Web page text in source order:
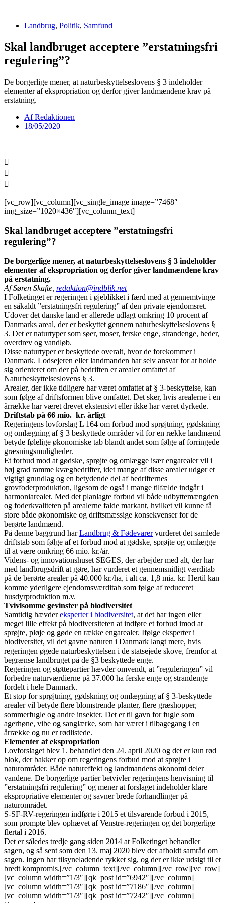
indholdLandbrug, Politik, Samfund
Skal landbruget acceptere ”erstatningsfri
regulering”?
De borgerlige mener, at naturbeskyttelseslovens § 3 indeholder
elementer af ekspropriation og derfor giver landmændene krav på
erstatning.
AfRedaktionen
18/05/2020
[vc_row][vc_column][vc_single_image image=”7468″
img_size=”1020×436″][vc_column_text]
Skal landbruget acceptere ”erstatningsfri
regulering”?
De borgerlige mener, at naturbeskyttelseslovens § 3 indeholder
elementer af ekspropriation og derfor giver landmændene krav
på erstatning.
Af Søren Skafte, redaktion@indblik.net
I Folketinget er regeringen i øjeblikket i færd med at gennemtvinge
en såkaldt ”erstatningsfri regulering” af den private ejendomsret.
Udover det danske land er allerede udlagt omkring 10 procent af
Danmarks areal, der er beskyttet gennem naturbeskyttelseslovens §
3. Det er naturtyper som søer, moser, ferske enge, strandenge, heder,
overdrev og vandløb.
Disse naturtyper er beskyttede overalt, hvor de forekommer i
Danmark. Lodsejeren eller landmanden har selv ansvar for at holde
sig orienteret om der på bedriften er arealer omfattet af
Naturbeskyttelseslovens § 3.
Arealer, der ikke tidligere har været omfattet af § 3-beskyttelse, kan
som følge af driftsformen blive omfattet. Det sker, hvis arealerne i en
årrække har været drevet ekstensivt eller ikke har været dyrkede.
Driftstab på 66 mio. kr. årligt
Regeringens lovforslag L 164 om forbud mod sprøjtning, gødskning
og omlægning af § 3 beskyttede områder vil for en række landmænd
betyde følelige økonomiske tab blandt andet som følge af forringede
græsningsmuligheder.
Et forbud mod at gødske, sprøjte og omlægge især engarealer vil i
høj grad ramme kvægbedrifter, idet mange af disse arealer udgør et
vigtigt grundlag og en betydende del af bedrifternes
grovfoderproduktion, ligesom de også i mange tilfælde indgår i
harmoniarealet. Med det planlagte forbud vil både udbyttemængden
og foderkvaliteten på arealerne falde markant, hvilket vil kunne få
store både økonomiske og driftsmæssige konsekvenser for de
berørte landmænd.
På denne baggrund harLandbrug & Fødevarervurderet det samlede
driftstab som følge af et forbud mod at gødske, sprøjte og omlægge
til at være omkring 66 mio. kr./år.
Videns- og innovationshuset SEGES, der arbejder med alt, der har
med landbrugsdrift at gøre, har vurderet et gennemsnitligt værditab
på de berørte arealer på 40.000 kr./ha, i alt ca. 1,8 mia. kr. Hertil kan
komme yderligere ejendomsværditab som følge af reduceret
husdyrproduktion m.v.
Tvivlsomme gevinster på biodiversitet
Samtidig hævdereksperter i biodiversitet, at det har ingen eller
meget lille effekt på biodiversiteten at indføre et forbud imod at
sprøjte, pløje og gøde en række engarealer. Ifølge eksperter i
biodiversitet, vil det gavne naturen i Danmark langt mere, hvis
regeringen øgede naturbeskyttelsen i de statsejede skove, fremfor at
begrænse landbruget på de §3 beskyttede enge.
Regeringen og støttepartier hævder omvendt, at ”reguleringen” vil
forbedre naturværdierne på 37.000 ha ferske enge og strandenge
fordelt i hele Danmark.
Et stop for sprøjtning, gødskning og omlægning af § 3-beskyttede
arealer vil betyde flere blomstrende planter, flere græshopper,
sommerfugle og andre insekter. Det er til gavn for fugle som
agerhøne, vibe og sanglærke, som har været i tilbagegang i en
årrække og nu er rødlistede.
Elementer af ekspropriation
Lovforslaget blev 1. behandlet den 24. april 2020 og det er kun rød
blok, der bakker op om regeringens forbud mod at sprøjte i
naturområder. Både natureffekt og landmandens økonomi deler
vandene. De borgerlige partier betvivler regeringens henvisning til
”erstatningsfri regulering” og mener at forslaget indeholder klare
ekspropriative elementer og savner brede forhandlinger på
naturområdet.
S-SF-RV-regeringen indførte i 2015 et tilsvarende forbud i 2015,
som prompte blev ophævet af Venstre-regeringen og det borgerlige
flertal i 2016.
Det er således tredje gang siden 2014 at Folketinget behandler
sagen, og så sent som den 13. maj 2020 blev der afholdt samråd om
sagen. Ingen har tilsyneladende rykket sig, og der er ikke udsigt til et
bredt kompromis.[/vc_column_text][/vc_column][/vc_row][vc_row]
[vc_column width=”1/3″][qk_post id=”6942″][/vc_column]
[vc_column width=”1/3″][qk_post id=”7186″][/vc_column]
[vc_column width=”1/3″][qk_post id=”7242″][/vc_column]